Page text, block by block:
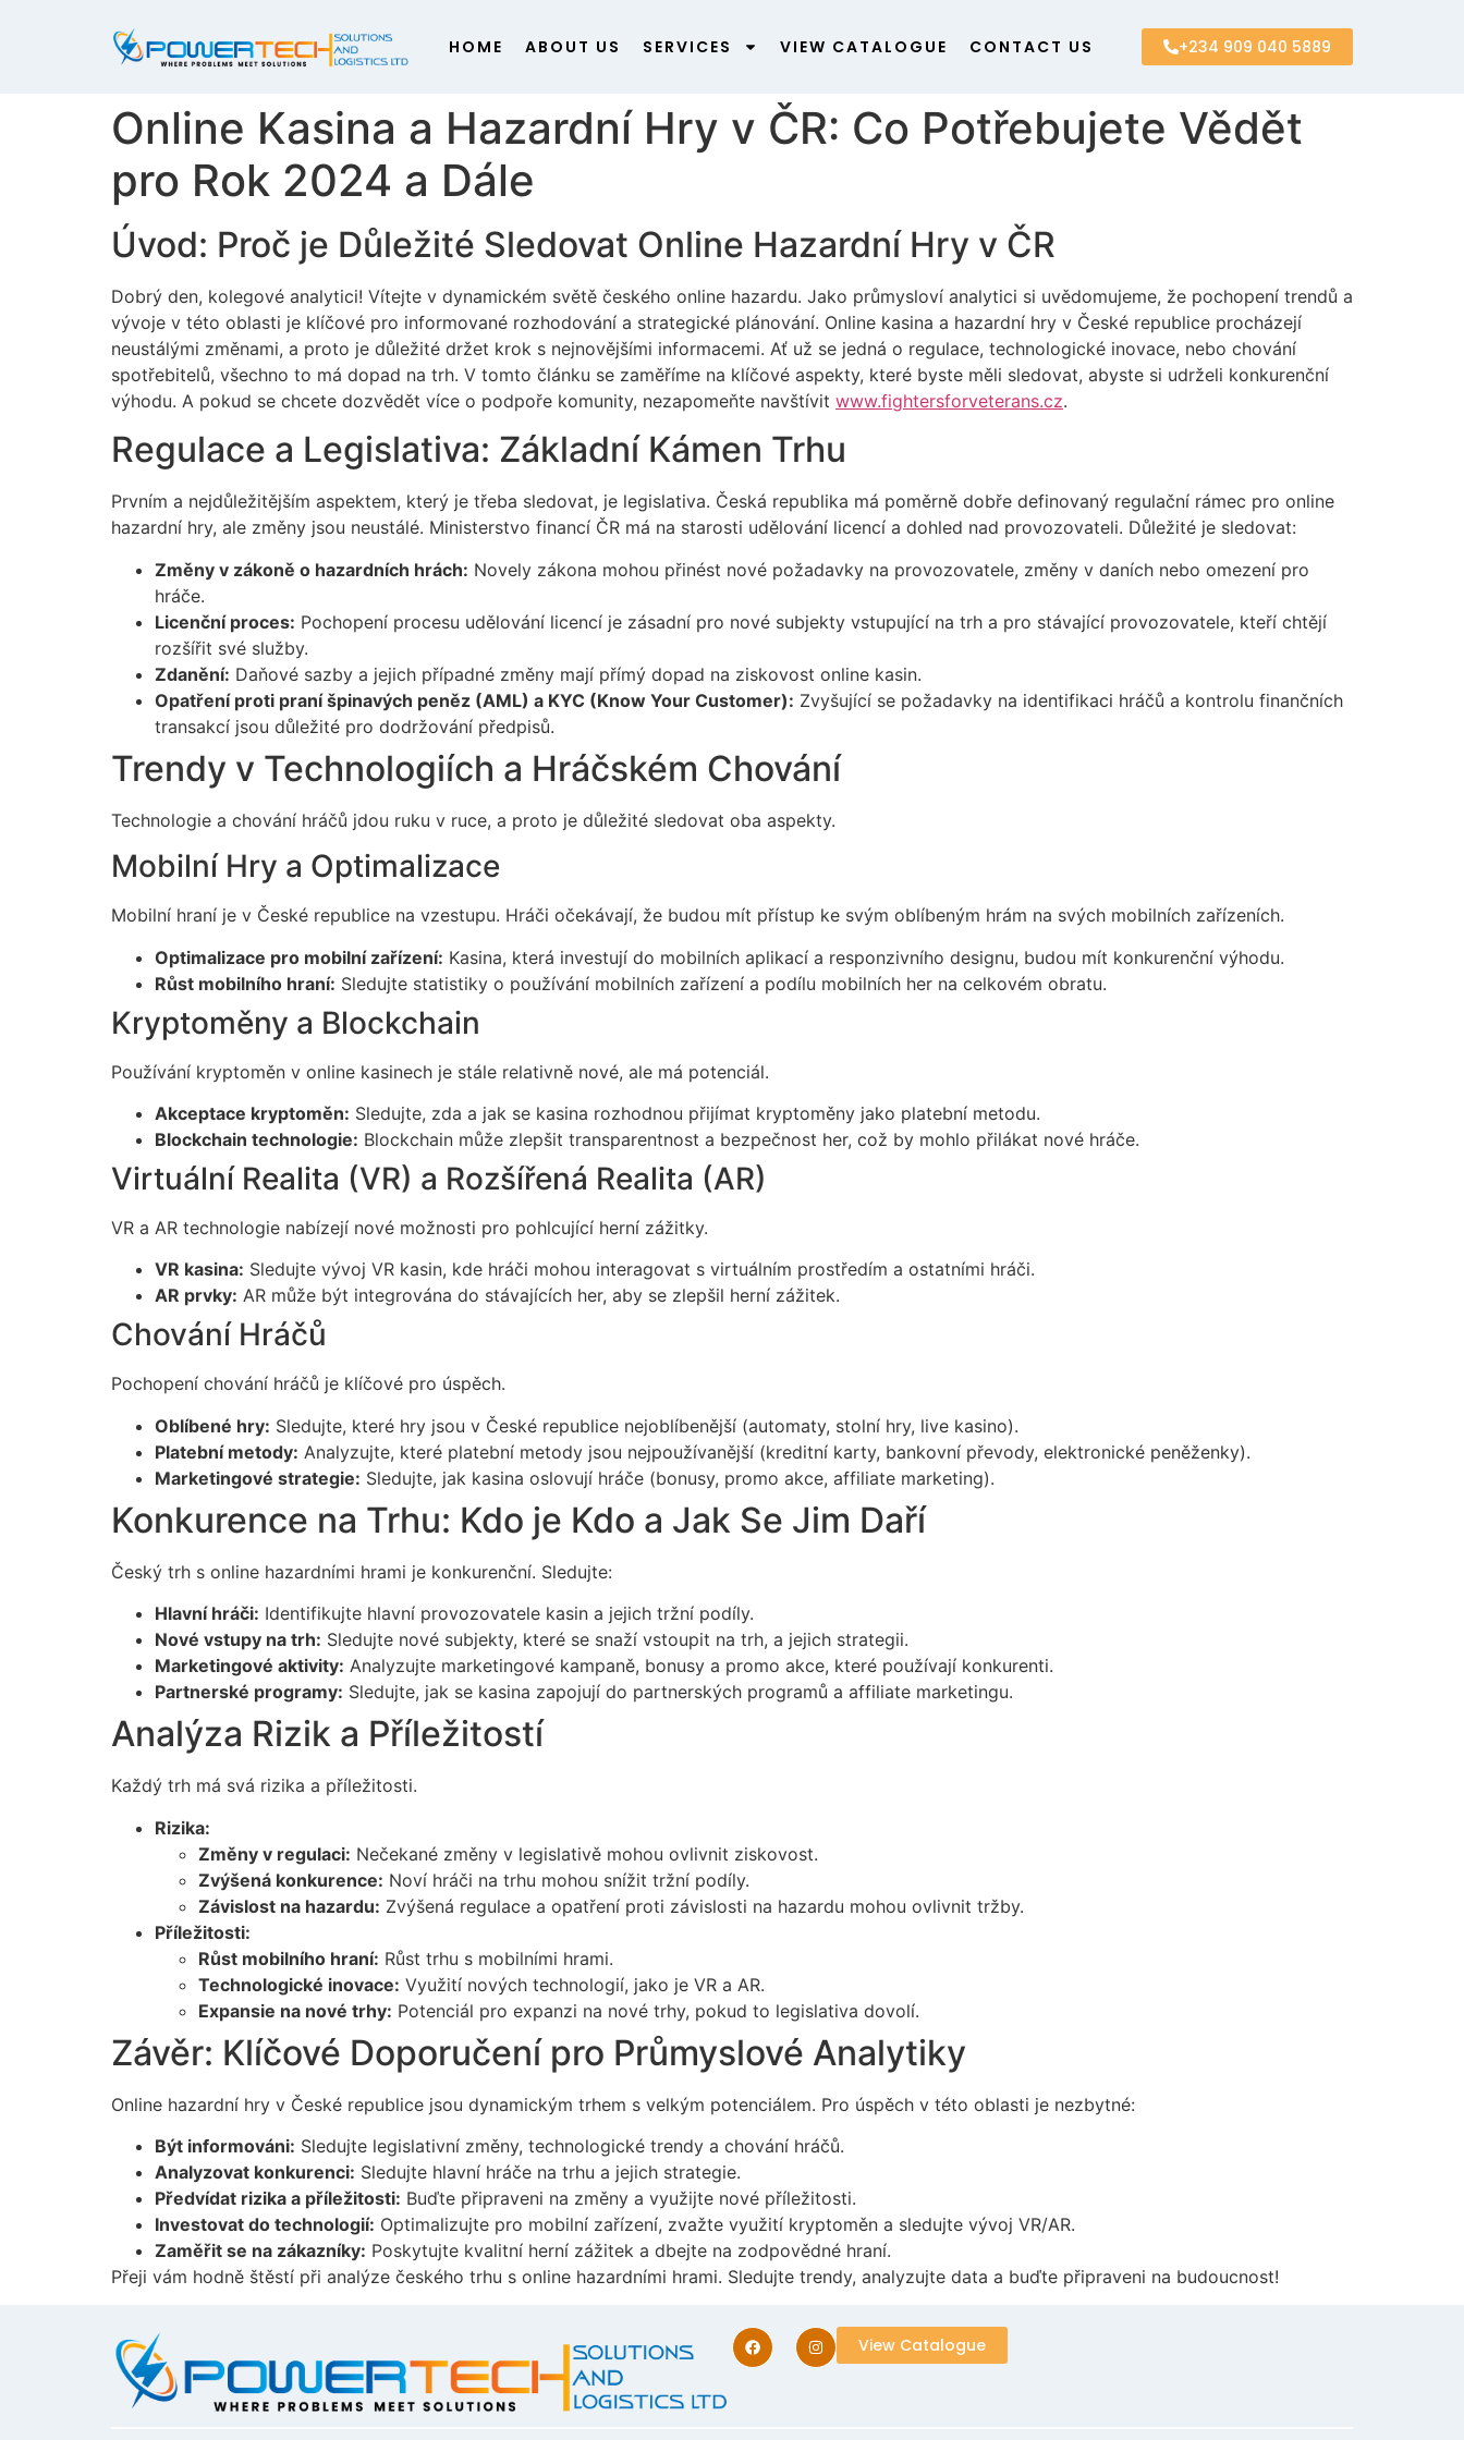
HOME ABOUT US SERVICES VIEW CATALOGUE CONTACT US +234 909 040 5889
Online Kasina a Hazardní Hry v ČR: Co Potřebujete Vědět
pro Rok 2024 a Dále
Úvod: Proč je Důležité Sledovat Online Hazardní Hry v ČR
Dobrý den, kolegové analytici! Vítejte v dynamickém světě českého online hazardu. Jako průmysloví analytici si uvědomujeme, že pochopení trendů a
vývoje v této oblasti je klíčové pro informované rozhodování a strategické plánování. Online kasina a hazardní hry v České republice procházejí
neustálými změnami, a proto je důležité držet krok s nejnovějšími informacemi. Ať už se jedná o regulace, technologické inovace, nebo chování
spotřebitelů, všechno to má dopad na trh. V tomto článku se zaměříme na klíčové aspekty, které byste měli sledovat, abyste si udrželi konkurenční
výhodu. A pokud se chcete dozvědět více o podpoře komunity, nezapomeňte navštívit www.fightersforveterans.cz.
Regulace a Legislativa: Základní Kámen Trhu
Prvním a nejdůležitějším aspektem, který je třeba sledovat, je legislativa. Česká republika má poměrně dobře definovaný regulační rámec pro online
hazardní hry, ale změny jsou neustálé. Ministerstvo financí ČR má na starosti udělování licencí a dohled nad provozovateli. Důležité je sledovat:
Změny v zákoně o hazardních hrách: Novely zákona mohou přinést nové požadavky na provozovatele, změny v daních nebo omezení pro
hráče.
Licenční proces: Pochopení procesu udělování licencí je zásadní pro nové subjekty vstupující na trh a pro stávající provozovatele, kteří chtějí
rozšířit své služby.
Zdanění: Daňové sazby a jejich případné změny mají přímý dopad na ziskovost online kasin.
Opatření proti praní špinavých peněz (AML) a KYC (Know Your Customer): Zvyšující se požadavky na identifikaci hráčů a kontrolu finančních
transakcí jsou důležité pro dodržování předpisů.
Trendy v Technologiích a Hráčském Chování
Technologie a chování hráčů jdou ruku v ruce, a proto je důležité sledovat oba aspekty.
Mobilní Hry a Optimalizace
Mobilní hraní je v České republice na vzestupu. Hráči očekávají, že budou mít přístup ke svým oblíbeným hrám na svých mobilních zařízeních.
Optimalizace pro mobilní zařízení: Kasina, která investují do mobilních aplikací a responzivního designu, budou mít konkurenční výhodu.
Růst mobilního hraní: Sledujte statistiky o používání mobilních zařízení a podílu mobilních her na celkovém obratu.
Kryptoměny a Blockchain
Používání kryptoměn v online kasinech je stále relativně nové, ale má potenciál.
Akceptace kryptoměn: Sledujte, zda a jak se kasina rozhodnou přijímat kryptoměny jako platební metodu.
Blockchain technologie: Blockchain může zlepšit transparentnost a bezpečnost her, což by mohlo přilákat nové hráče.
Virtuální Realita (VR) a Rozšířená Realita (AR)
VR a AR technologie nabízejí nové možnosti pro pohlcující herní zážitky.
VR kasina: Sledujte vývoj VR kasin, kde hráči mohou interagovat s virtuálním prostředím a ostatními hráči.
AR prvky: AR může být integrována do stávajících her, aby se zlepšil herní zážitek.
Chování Hráčů
Pochopení chování hráčů je klíčové pro úspěch.
Oblíbené hry: Sledujte, které hry jsou v České republice nejoblíbenější (automaty, stolní hry, live kasino).
Platební metody: Analyzujte, které platební metody jsou nejpoužívanější (kreditní karty, bankovní převody, elektronické peněženky).
Marketingové strategie: Sledujte, jak kasina oslovují hráče (bonusy, promo akce, affiliate marketing).
Konkurence na Trhu: Kdo je Kdo a Jak Se Jim Daří
Český trh s online hazardními hrami je konkurenční. Sledujte:
Hlavní hráči: Identifikujte hlavní provozovatele kasin a jejich tržní podíly.
Nové vstupy na trh: Sledujte nové subjekty, které se snaží vstoupit na trh, a jejich strategii.
Marketingové aktivity: Analyzujte marketingové kampaně, bonusy a promo akce, které používají konkurenti.
Partnerské programy: Sledujte, jak se kasina zapojují do partnerských programů a affiliate marketingu.
Analýza Rizik a Příležitostí
Každý trh má svá rizika a příležitosti.
Rizika:
Změny v regulaci: Nečekané změny v legislativě mohou ovlivnit ziskovost.
Zvýšená konkurence: Noví hráči na trhu mohou snížit tržní podíly.
Závislost na hazardu: Zvýšená regulace a opatření proti závislosti na hazardu mohou ovlivnit tržby.
Příležitosti:
Růst mobilního hraní: Růst trhu s mobilními hrami.
Technologické inovace: Využití nových technologií, jako je VR a AR.
Expansie na nové trhy: Potenciál pro expanzi na nové trhy, pokud to legislativa dovolí.
Závěr: Klíčové Doporučení pro Průmyslové Analytiky
Online hazardní hry v České republice jsou dynamickým trhem s velkým potenciálem. Pro úspěch v této oblasti je nezbytné:
Být informováni: Sledujte legislativní změny, technologické trendy a chování hráčů.
Analyzovat konkurenci: Sledujte hlavní hráče na trhu a jejich strategie.
Předvídat rizika a příležitosti: Buďte připraveni na změny a využijte nové příležitosti.
Investovat do technologií: Optimalizujte pro mobilní zařízení, zvažte využití kryptoměn a sledujte vývoj VR/AR.
Zaměřit se na zákazníky: Poskytujte kvalitní herní zážitek a dbejte na zodpovědné hraní.
Přeji vám hodně štěstí při analýze českého trhu s online hazardními hrami. Sledujte trendy, analyzujte data a buďte připraveni na budoucnost!
View Catalogue